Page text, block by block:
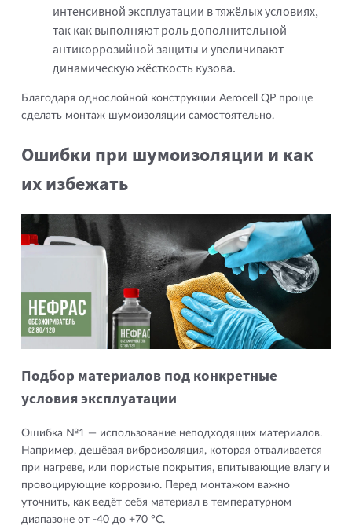
интенсивной эксплуатации в тяжёлых условиях,
так как выполняют роль дополнительной
антикоррозийной защиты и увеличивают
динамическую жёсткость кузова.
Благодаря однослойной конструкции Aerocell QP проще
сделать монтаж шумоизоляции самостоятельно.
Ошибки при шумоизоляции и как
их избежать
Подбор материалов под конкретные
условия эксплуатации
Ошибка №1 — использование неподходящих материалов.
Например, дешёвая виброизоляция, которая отваливается
при нагреве, или пористые покрытия, впитывающие влагу и
провоцирующие коррозию. Перед монтажом важно
уточнить, как ведёт себя материал в температурном
диапазоне от -40 до +70 °C.